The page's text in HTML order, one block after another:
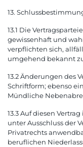
13.
13.1 Die
gewissenhaft und
verpflichten sich,
umgehend bekannt
13.2 Änderungen des
Schriftform; ebenso
Mündliche
13.3 Auf diesen
unter Ausschluss der
Privatrechts
beruflichen